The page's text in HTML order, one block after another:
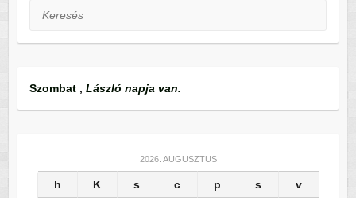
Keresés
Szombat , László napja van.
2026. AUGUSZTUS
h K s c p s v